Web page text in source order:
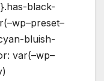
black-
bluish-
var(–wp–